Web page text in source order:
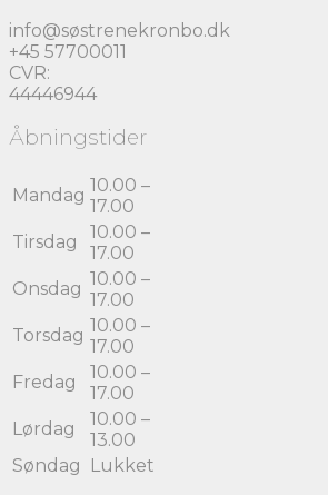
info@søstrenekronbo.dk
+45 57700011
CVR:
44446944
Åbningstider
Mandag 10.00 –
17.00
Tirsdag
10.00 –
17.00
Onsdag 10.00 –
17.00
Torsdag 10.00 –
17.00
Fredag
10.00 –
17.00
Lørdag
10.00 –
13.00
Søndag
Lukket